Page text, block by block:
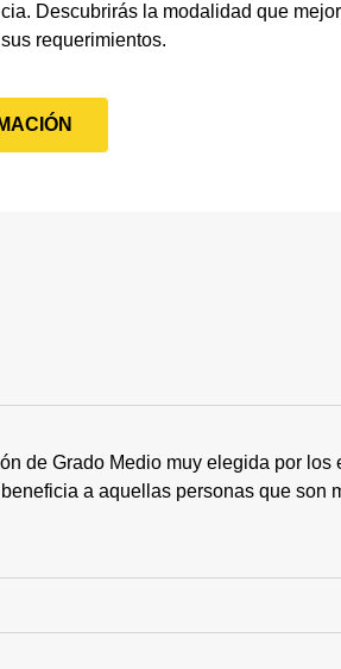
Descubrirás la modalidad que
requerimientos.
de Grado Medio muy elegida por los
a aquellas personas que son